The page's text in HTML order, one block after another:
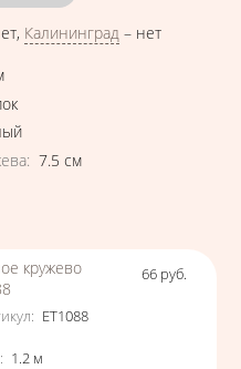
, Калининград – нет
: 7.5 см
кружево
: ЕТ1088
: 1.2 м
Цена
66 руб.